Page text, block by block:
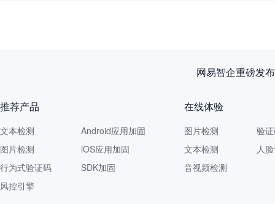
网易智企重磅发
推荐产品
文本检测
图片检测
行为式验证码
风控引擎
Android应用加固
iOS应用加固
SDK加固
在线体验
图片检测
文本检测
音视频检测
验
人